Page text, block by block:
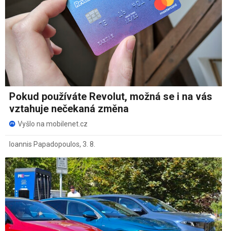
Pokud používáte Revolut, možná se i na vás
vztahuje nečekaná změna
Vyšlo na mobilenet.cz
Ioannis Papadopoulos, 3. 8.